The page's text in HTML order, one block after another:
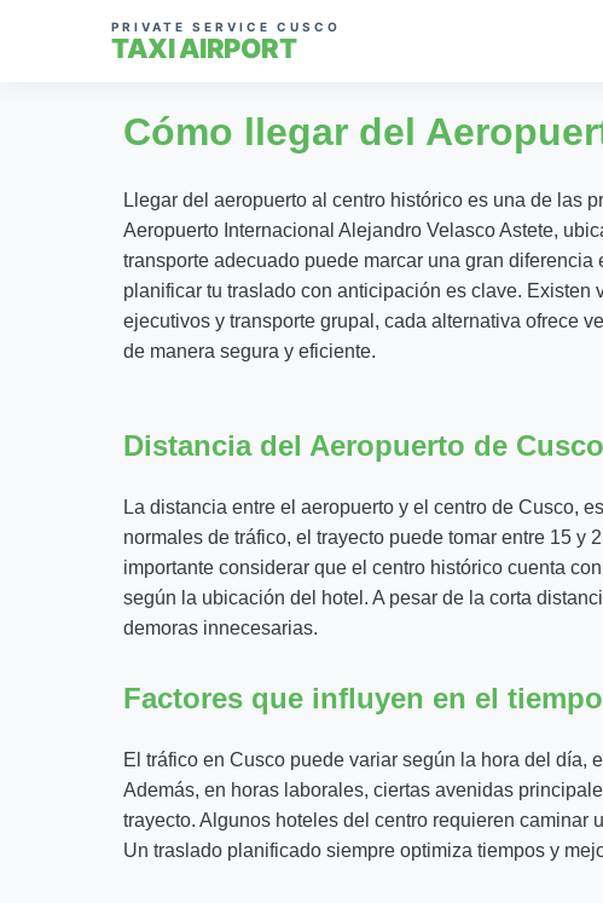
PRIVATE SERVICE CUSCO
TAXI AIRPORT
Cómo llegar del
Llegar del aeropuerto al centro histórico es una de las
Aeropuerto Internacional Alejandro Velasco Astete,
transporte adecuado puede marcar una gran
planificar tu traslado con anticipación es clave.
ejecutivos y transporte grupal, cada alternativa ofrece
de manera segura y eficiente.
Distancia del Aeropuerto de
La distancia entre el aeropuerto y el centro de Cusco,
normales de tráfico, el trayecto puede tomar entre 15 y
importante considerar que el centro histórico cuenta
según la ubicación del hotel. A pesar de la corta
demoras innecesarias.
Factores que influyen en el
El tráfico en Cusco puede variar según la hora del día,
Además, en horas laborales, ciertas avenidas
trayecto. Algunos hoteles del centro requieren
Un traslado planificado siempre optimiza tiempos y